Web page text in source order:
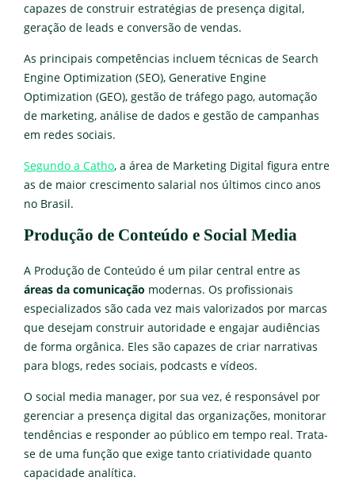
capazes de construir estratégias de presença digital,
geração de leads e conversão de vendas.
As principais competências incluem técnicas de Search
Engine Optimization (SEO), Generative Engine
Optimization (GEO), gestão de tráfego pago, automação
de marketing, análise de dados e gestão de campanhas
em redes sociais.
Segundo a Catho, a área de Marketing Digital figura entre
as de maior crescimento salarial nos últimos cinco anos
no Brasil.
Produção de Conteúdo e Social Media
A Produção de Conteúdo é um pilar central entre as
áreas da comunicação modernas. Os profissionais
especializados são cada vez mais valorizados por marcas
que desejam construir autoridade e engajar audiências
de forma orgânica. Eles são capazes de criar narrativas
para blogs, redes sociais, podcasts e vídeos.
O social media manager, por sua vez, é responsável por
gerenciar a presença digital das organizações, monitorar
tendências e responder ao público em tempo real. Trata-
se de uma função que exige tanto criatividade quanto
capacidade analítica.